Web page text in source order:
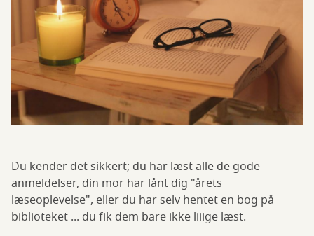
Du kender det sikkert; du har læst alle de gode
anmeldelser, din mor har lånt dig "årets
læseoplevelse", eller du har selv hentet en bog på
biblioteket ... du fik dem bare ikke liiige læst.